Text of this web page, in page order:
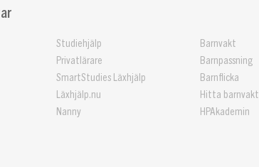
Studiehjälp
Privatlärare
SmartStudies Läxhjälp
Läxhjälp.nu
Nanny
Barnvakt
Barnpassning
Barnflicka
Hitta barnvakt
HPAkademin